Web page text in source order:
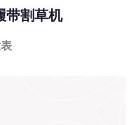
带割草机